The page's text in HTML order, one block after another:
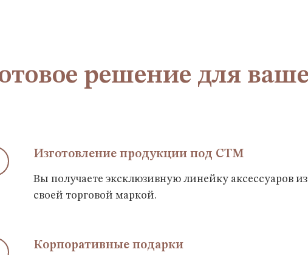
решение для
Изготовление продукции под СТМ
Вы получаете эксклюзивную линейку аксессуаров
своей торговой маркой.
Корпоративные подарки